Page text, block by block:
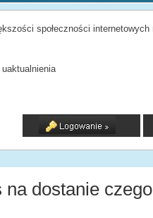
społeczności
dostanie